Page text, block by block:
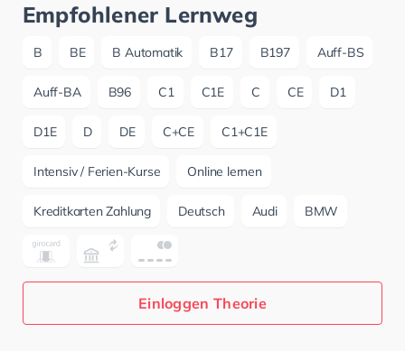
Empfohlener Lernweg
B BE B Automatik B17 B197 Auff-BS
Auff-BA B96 C1 C1E C CE D1
D1E D DE C+CE C1+C1E
Intensiv / Ferien-Kurse Online lernen
Kreditkarten Zahlung Deutsch Audi BMW
Einloggen Theorie